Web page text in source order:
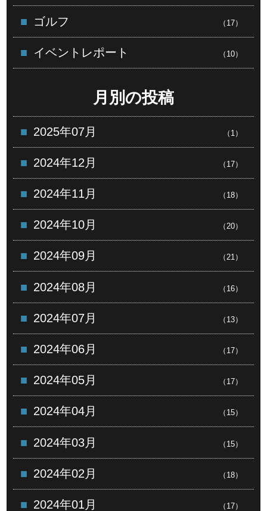
ゴルフ （17）
イベントレポート （10）
月別の投稿
2025年07月 （1）
2024年12月 （17）
2024年11月 （18）
2024年10月 （20）
2024年09月 （21）
2024年08月 （16）
2024年07月 （13）
2024年06月 （17）
2024年05月 （17）
2024年04月 （15）
2024年03月 （15）
2024年02月 （18）
2024年01月 （17）